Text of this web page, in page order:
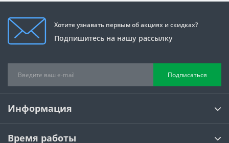
Хотите узнавать первым об акциях и скидках?
Подпишитесь на нашу рассылку
Подписаться
Информация
Время работы